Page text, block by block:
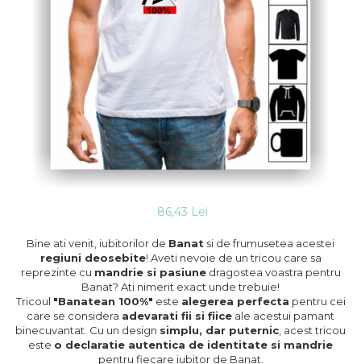
86,43 Lei
Bine ati venit, iubitorilor de Banat si de frumusetea acestei
regiuni deosebite! Aveti nevoie de un tricou care sa
reprezinte cu mandrie si pasiunedragostea voastra pentru
Banat? Ati nimerit exact unde trebuie!
Tricoul "Banatean 100%" este alegerea perfecta pentru cei
care se considera adevarati fii si fiice ale acestui pamant
binecuvantat. Cu un design simplu, dar puternic , acest tricou
este o declaratie autentica de identitate si mandrie
pentru fiecare iubitor de Banat.